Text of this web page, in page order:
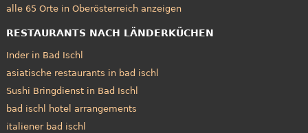
alle 65 Orte in Oberösterreich anzeigen
RESTAURANTS NACH LÄNDERKÜCHEN
Inder in Bad Ischl
asiatische restaurants in bad ischl
Sushi Bringdienst in Bad Ischl
bad ischl hotel arrangements
italiener bad ischl